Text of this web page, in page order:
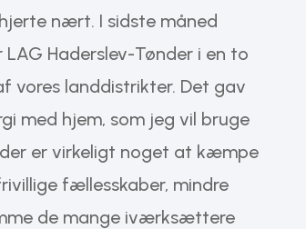
nært. I sidste måned
Haderslev-Tønder i en to
vores landdistrikter. Det gav
med hjem, som jeg vil bruge
er virkeligt noget at kæmpe
fællesskaber, mindre
de mange iværksættere